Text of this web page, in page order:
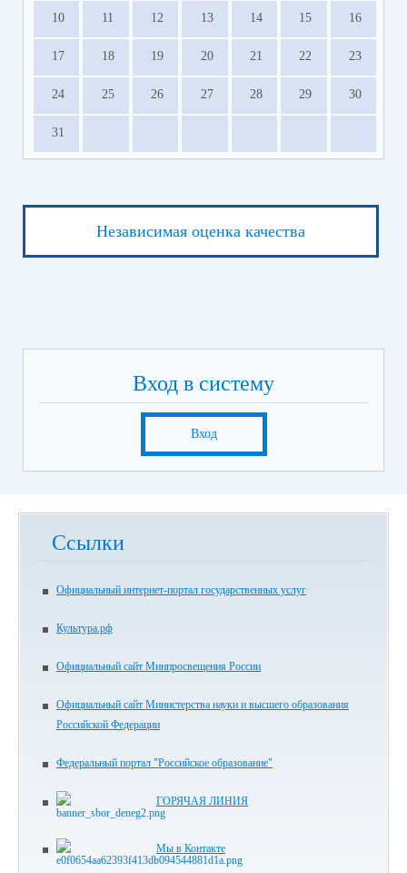
10 11 12 13 14 15 16
17 18 19 20 21 22 23
24 25 26 27 28 29 30
31
Независимая оценка качества
Вход в систему
Вход
Ссылки
Официальный интернет-портал государственных услуг
Культура.рф
Официальный сайт Минпросвещения России
Официальный сайт Министерства науки и высшего образования
Российской Федерации
Федеральный портал "Российское образование"
ГОРЯЧАЯ ЛИНИЯ
Мы в Контакте